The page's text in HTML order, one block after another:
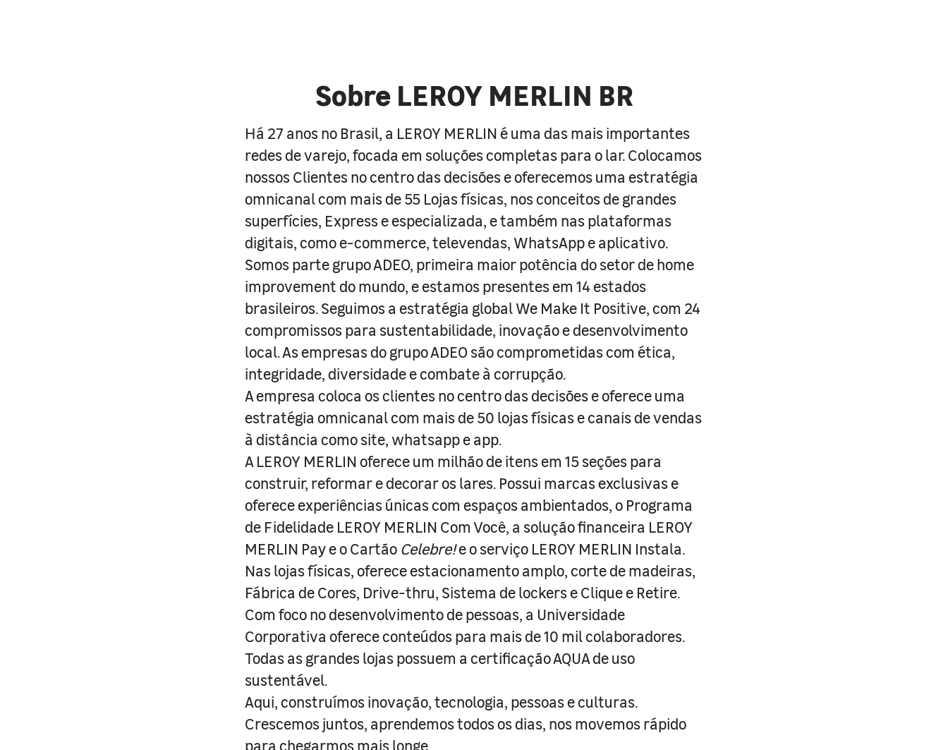
Sobre LEROY MERLIN BR
Há 27 anos no Brasil, a LEROY MERLIN é uma das mais importantes
redes de varejo, focada em soluções completas para o lar. Colocamos
nossos Clientes no centro das decisões e oferecemos uma estratégia
omnicanal com mais de 55 Lojas físicas, nos conceitos de grandes
superfícies, Express e especializada, e também nas plataformas
digitais, como e-commerce, televendas, WhatsApp e aplicativo.
Somos parte grupo ADEO, primeira maior potência do setor de home
improvement do mundo, e estamos presentes em 14 estados
brasileiros. Seguimos a estratégia global We Make It Positive, com 24
compromissos para sustentabilidade, inovação e desenvolvimento
local. As empresas do grupo ADEO são comprometidas com ética,
integridade, diversidade e combate à corrupção.
A empresa coloca os clientes no centro das decisões e oferece uma
estratégia omnicanal com mais de 50 lojas físicas e canais de vendas
à distância como site, whatsapp e app.
A LEROY MERLIN oferece um milhão de itens em 15 seções para
construir, reformar e decorar os lares. Possui marcas exclusivas e
oferece experiências únicas com espaços ambientados, o Programa
de Fidelidade LEROY MERLIN Com Você, a solução financeira LEROY
MERLIN Pay e o Cartão Celebre!e o serviço LEROY MERLIN Instala.
Nas lojas físicas, oferece estacionamento amplo, corte de madeiras,
Fábrica de Cores, Drive-thru, Sistema de lockers e Clique e Retire.
Com foco no desenvolvimento de pessoas, a Universidade
Corporativa oferece conteúdos para mais de 10 mil colaboradores.
Todas as grandes lojas possuem a certificação AQUA de uso
sustentável.
Aqui, construímos inovação, tecnologia, pessoas e culturas.
Crescemos juntos, aprendemos todos os dias, nos movemos rápido
para chegarmos mais longe.